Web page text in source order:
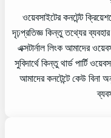
ওয়েবসাইটের কনটেন্ট
দৃঢ়প্রতিজ্ঞ কিন্তু তথ্যের ব্যবহার
এক্সটার্নাল লিংক আমাদের
সুবিদার্থে কিন্তু থার্ড পার্টি
আমাদের কনটেন্টে কেউ